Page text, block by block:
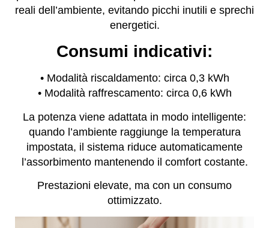
reali dell’ambiente, evitando picchi inutili e sprechi
energetici.
Consumi indicativi:
• Modalità riscaldamento: circa 0,3 kWh
• Modalità raffrescamento: circa 0,6 kWh
La potenza viene adattata in modo intelligente:
quando l’ambiente raggiunge la temperatura
impostata, il sistema riduce automaticamente
l’assorbimento mantenendo il comfort costante.
Prestazioni elevate, ma con un consumo
ottimizzato.